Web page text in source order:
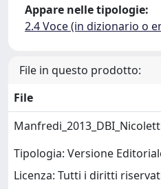
Appare nelle tipologie:
2.4 Voce (in dizionario o
File in questo prodotto:
File
Tipologia: Versione
Licenza: Tutti i diritti